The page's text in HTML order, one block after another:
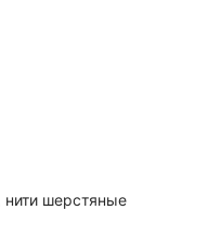
нити шерстяные